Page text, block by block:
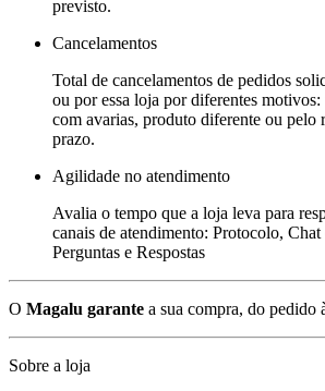
previsto.
Cancelamentos
Total de cancelamentos de pedidos
ou por essa loja por diferentes
com avarias, produto diferente ou pelo
prazo.
Agilidade no atendimento
Avalia o tempo que a loja leva para
canais de atendimento: Protocolo,
Perguntas e Respostas
O Magalu garante a sua compra, do pedido
Sobre a loja